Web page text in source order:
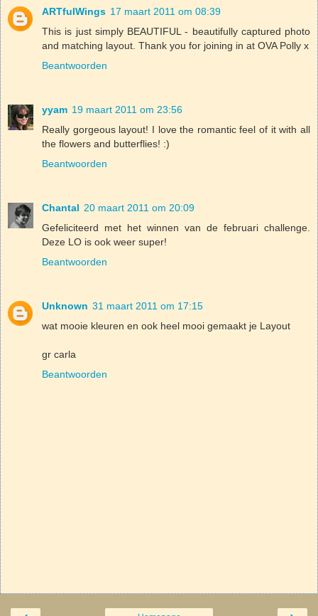
ARTfulWings 17 maart 2011 om 08:39
This is just simply BEAUTIFUL - beautifully captured photo
and matching layout. Thank you for joining in at OVA Polly x
Beantwoorden
yyam 19 maart 2011 om 23:56
Really gorgeous layout! I love the romantic feel of it with all
the flowers and butterflies! :)
Beantwoorden
Chantal 20 maart 2011 om 20:09
Gefeliciteerd met het winnen van de februari challenge.
Deze LO is ook weer super!
Beantwoorden
Unknown 31 maart 2011 om 17:15
wat mooie kleuren en ook heel mooi gemaakt je Layout
gr carla
Beantwoorden